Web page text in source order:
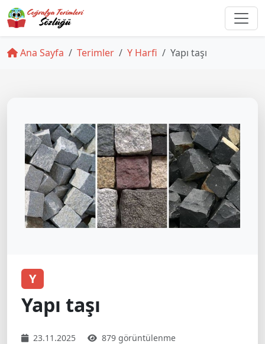
Ana Sayfa Terimler Y Harfi Yapı taşı
Y
Yapı taşı
23.11.2025 879 görüntülenme